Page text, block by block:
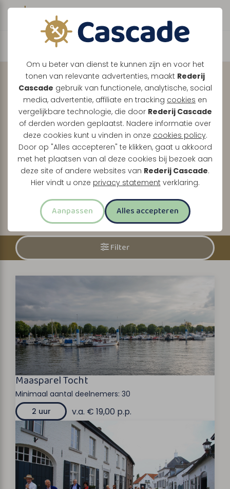
Om u beter van dienst te kunnen zijn en voor het
tonen van relevante advertenties, maakt Rederij
Cascade gebruik van functionele, analytische, social
media, advertentie, affiliate en tracking cookies en
vergelijkbare technologie, die door Rederij Cascade
of derden worden geplaatst. Nadere informatie over
deze cookies kunt u vinden in onze cookies policy.
Door op "Alles accepteren" te klikken, gaat u akkoord
met het plaatsen van al deze cookies bij bezoek aan
deze site of andere websites van Rederij Cascade.
Hier vindt u onze privacy statement verklaring.
Aanpassen Alles accepteren
Boek direct je vaart
Ontdek de Maasplassen
met uweigen
gezelschap, volledig
naar wens.
Tussen Maasbracht, Thorn en Roermond vaart u
samen door een prachtig Limburgs landschap.
Of u nu kiest voor een relaxte boottocht of een
uitgebreid feestprogramma, wij maken er uw dag
Filter
Maasparel Tocht
Minimaal aantal deelnemers: 30
2 uur
v.a. € 19,00 p.p.